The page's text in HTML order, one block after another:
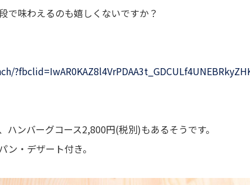
で味わえるのも嬉しくないですか？
ンバーグコース2,800円(税別)もあるそうです。
・デザート付き。